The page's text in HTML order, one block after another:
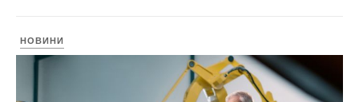
НОВИНИ